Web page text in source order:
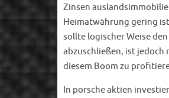
Zinsen
Heimatwährung gering
sollte logischer Weise
abzuschließen, ist jedoch
diesem Boom zu
In porsche aktien